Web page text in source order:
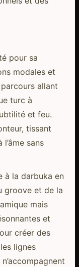
pour sa
modales et
allant
turc à
et feu.
tissant
sans
à la darbuka en
groove et de la
mais
et
créer des
lignes